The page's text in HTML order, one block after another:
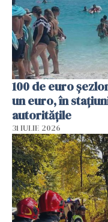
100 de euro
un euro, în
autoritățile
31 IULIE 2026